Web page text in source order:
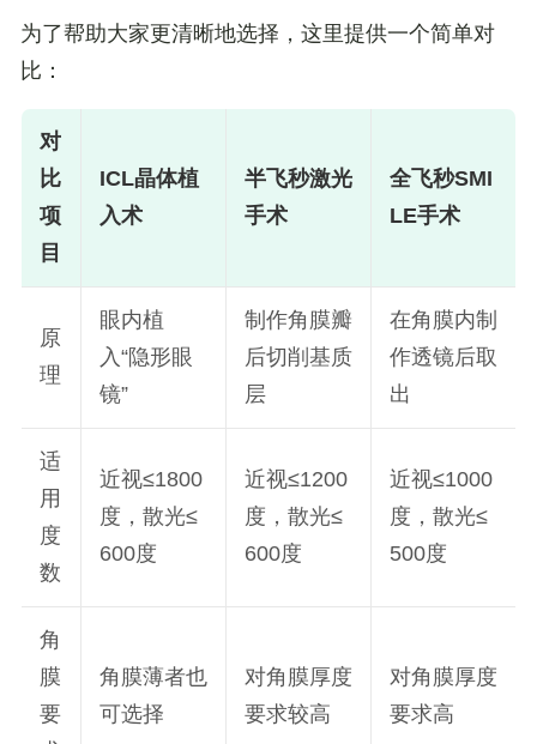
为了帮助大家更清晰地选择，这里提供一个简单对
比：
对
比
项
目
ICL晶体植
入术
半飞秒激光
手术
全飞秒SMI
LE手术
原
理
眼内植
入“隐形眼
镜”
制作角膜瓣
后切削基质
层
在角膜内制
作透镜后取
出
适
用
度
数
近视≤1800
度，散光≤
600度
近视≤1200
度，散光≤
600度
近视≤1000
度，散光≤
500度
角
膜
要
角膜薄者也
可选择
对角膜厚度
要求较高
对角膜厚度
要求高